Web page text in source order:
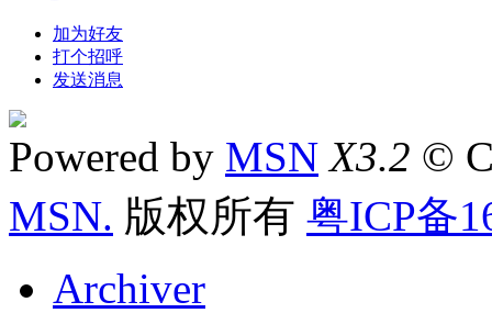
加为好友
打个招呼
发送消息
Powered by MSN X3.2 ©
MSN. 版权所有 粤ICP备
Archiver